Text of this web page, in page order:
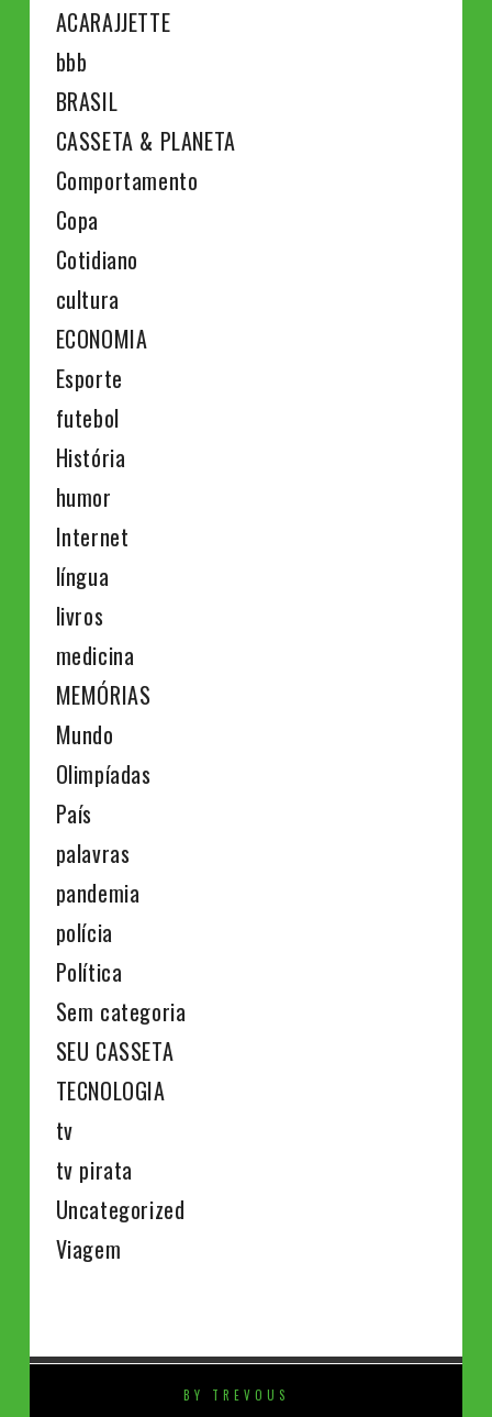
ACARAJJETTE
bbb
BRASIL
CASSETA & PLANETA
Comportamento
Copa
Cotidiano
cultura
ECONOMIA
Esporte
futebol
História
humor
Internet
língua
livros
medicina
MEMÓRIAS
Mundo
Olimpíadas
País
palavras
pandemia
polícia
Política
Sem categoria
SEU CASSETA
TECNOLOGIA
tv
tv pirata
Uncategorized
Viagem
BY TREVOUS